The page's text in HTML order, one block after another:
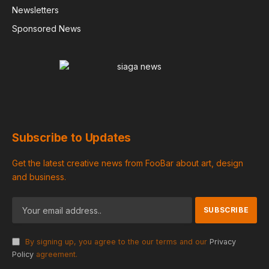
Newsletters
Sponsored News
Subscribe to Updates
Get the latest creative news from FooBar about art, design
and business.
By signing up, you agree to the our terms and our Privacy
Policy agreement.